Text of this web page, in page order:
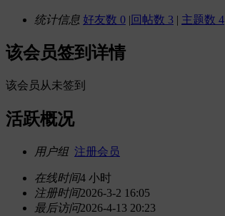
统计信息 好友数 0 | 回帖数 3 | 主题数 4
该会员签到详情
该会员从未签到
活跃概况
用户组 注册会员
在线时间4 小时
注册时间2026-3-2 16:05
最后访问2026-4-13 20:23